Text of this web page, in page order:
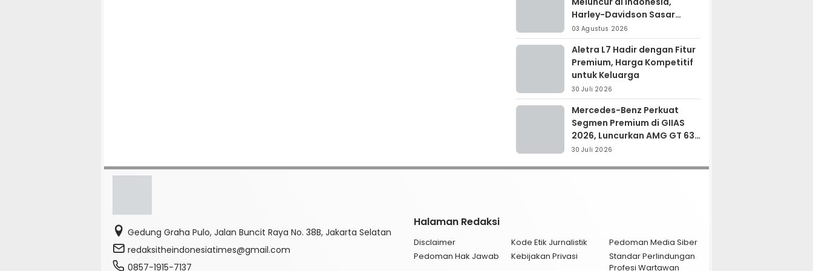
Harley-Davidson Sasar
Kolektor Motor Premium
03 Agustus 2026
Aletra L7 Hadir dengan Fitur
Premium, Harga Kompetitif
untuk Keluarga
30 Juli 2026
Mercedes-Benz Perkuat
Segmen Premium di GIIAS
2026, Luncurkan AMG GT 63
PRO dan GLC 200
30 Juli 2026
Gedung Graha Pulo, Jalan Buncit Raya No. 38B, Jakarta Selatan
redaksitheindonesiatimes@gmail.com
0857-1915-7137
Halaman Redaksi
Disclaimer Kode Etik Jurnalistik
Pedoman Media Siber
Pedoman Hak Jawab
Kebijakan Privasi
Standar Perlindungan
Profesi Wartawan